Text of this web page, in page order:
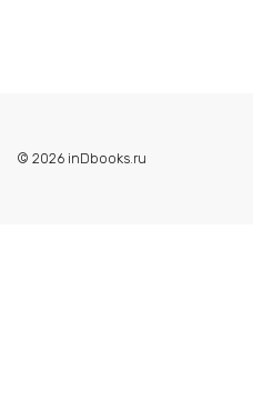
© 2026 inDbooks.ru